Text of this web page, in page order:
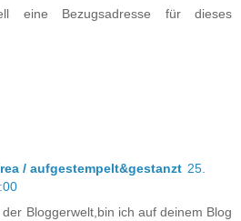
eine Bezugsadresse für dieses
/ aufgestempelt&gestanzt 25.
Bloggerwelt,bin ich auf deinem Blog